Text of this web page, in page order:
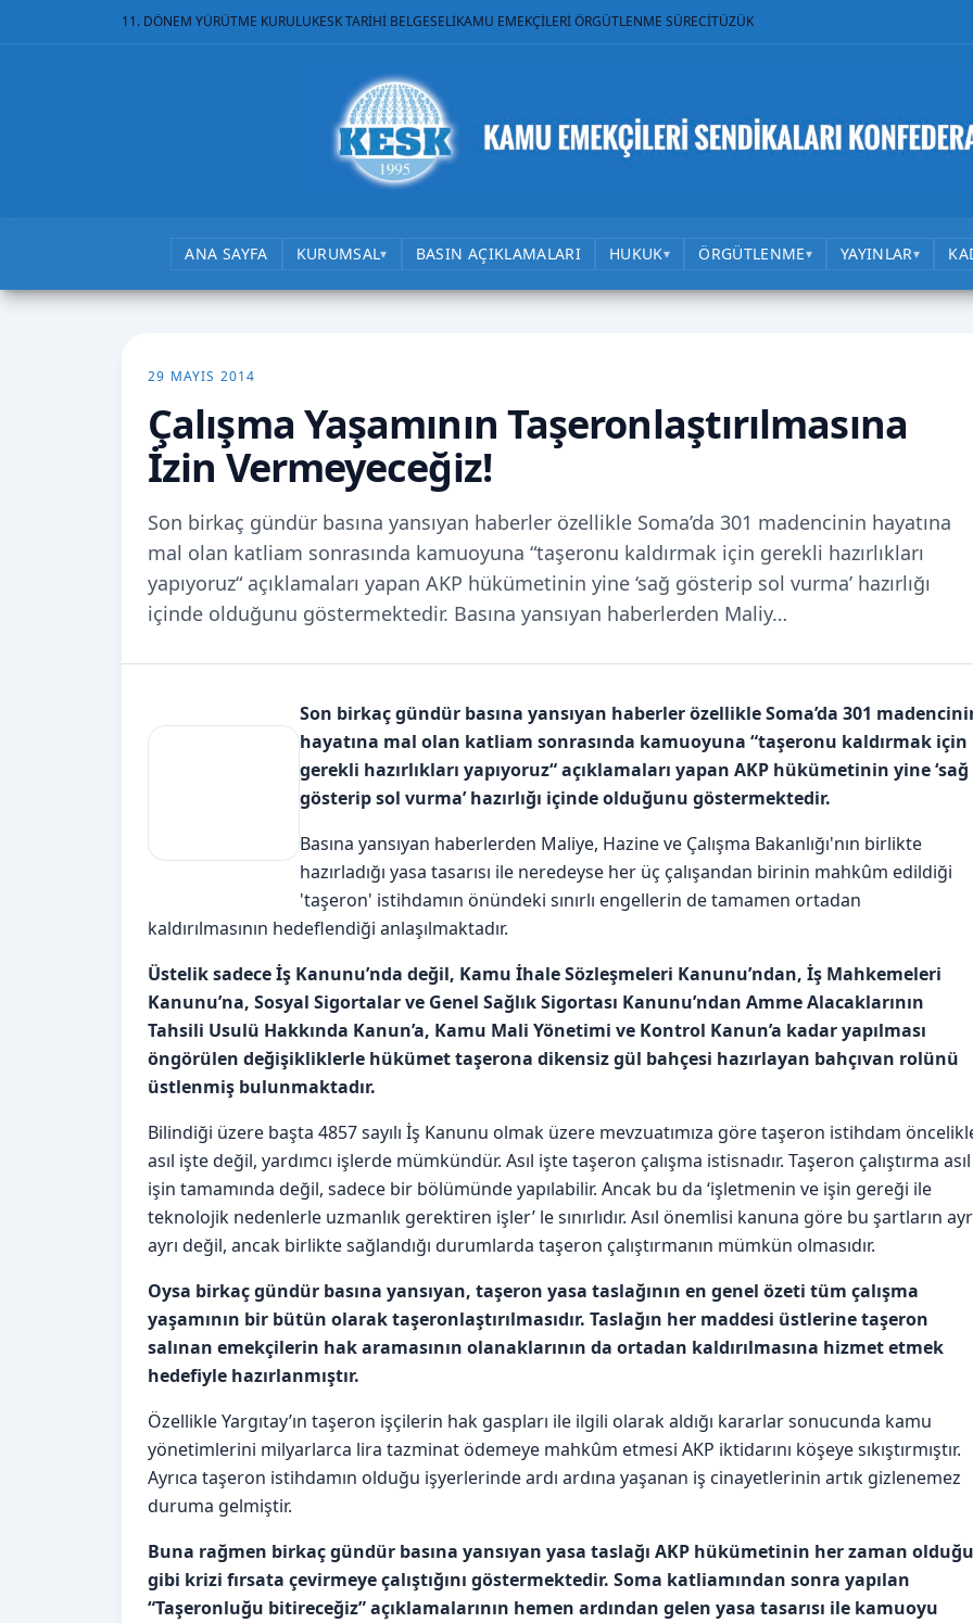
11. DÖNEM YÜRÜTME KURULUKESK TARİHİ BELGESELİKAMU EMEKÇİLERİ ÖRGÜTLENME SÜRECİTÜZÜK
ANA SAYFA KURUMSAL▾ BASIN AÇIKLAMALARI HUKUK▾ ÖRGÜTLENME▾ YAYINLAR▾
29 MAYIS 2014
Çalışma Yaşamının Taşeronlaştırılmasına
İzin Vermeyeceğiz!
Son birkaç gündür basına yansıyan haberler özellikle Soma’da 301 madencinin hayatına
mal olan katliam sonrasında kamuoyuna “taşeronu kaldırmak için gerekli hazırlıkları
yapıyoruz“ açıklamaları yapan AKP hükümetinin yine ‘sağ gösterip sol vurma’ hazırlığı
içinde olduğunu göstermektedir. Basına yansıyan haberlerden Maliy…
Son birkaç gündür basına yansıyan haberler özellikle Soma’da 301
hayatına mal olan katliam sonrasında kamuoyuna “taşeronu kaldırmak için
gerekli hazırlıkları yapıyoruz“ açıklamaları yapan AKP hükümetinin yine ‘sağ
gösterip sol vurma’ hazırlığı içinde olduğunu göstermektedir.
Basına yansıyan haberlerden Maliye, Hazine ve Çalışma Bakanlığı'nın birlikte
hazırladığı yasa tasarısı ile neredeyse her üç çalışandan birinin mahkûm edildiği
'taşeron' istihdamın önündeki sınırlı engellerin de tamamen ortadan
kaldırılmasının hedeflendiği anlaşılmaktadır.
Üstelik sadece İş Kanunu’nda değil, Kamu İhale Sözleşmeleri Kanunu’ndan, İş Mahkemeleri
Kanunu’na, Sosyal Sigortalar ve Genel Sağlık Sigortası Kanunu’ndan Amme Alacaklarının
Tahsili Usulü Hakkında Kanun’a, Kamu Mali Yönetimi ve Kontrol Kanun’a kadar yapılması
öngörülen değişikliklerle hükümet taşerona dikensiz gül bahçesi hazırlayan bahçıvan rolünü
üstlenmiş bulunmaktadır.
Bilindiği üzere başta 4857 sayılı İş Kanunu olmak üzere mevzuatımıza göre taşeron istihdam
asıl işte değil, yardımcı işlerde mümkündür. Asıl işte taşeron çalışma istisnadır. Taşeron çalıştırma asıl
işin tamamında değil, sadece bir bölümünde yapılabilir. Ancak bu da ‘işletmenin ve işin gereği ile
teknolojik nedenlerle uzmanlık gerektiren işler’ le sınırlıdır. Asıl önemlisi kanuna göre bu şartların
ayrı değil, ancak birlikte sağlandığı durumlarda taşeron çalıştırmanın mümkün olmasıdır.
Oysa birkaç gündür basına yansıyan, taşeron yasa taslağının en genel özeti tüm çalışma
yaşamının bir bütün olarak taşeronlaştırılmasıdır. Taslağın her maddesi üstlerine taşeron
salınan emekçilerin hak aramasının olanaklarının da ortadan kaldırılmasına hizmet etmek
hedefiyle hazırlanmıştır.
Özellikle Yargıtay’ın taşeron işçilerin hak gaspları ile ilgili olarak aldığı kararlar sonucunda kamu
yönetimlerini milyarlarca lira tazminat ödemeye mahkûm etmesi AKP iktidarını köşeye sıkıştırmıştır.
Ayrıca taşeron istihdamın olduğu işyerlerinde ardı ardına yaşanan iş cinayetlerinin artık gizlenemez
duruma gelmiştir.
Buna rağmen birkaç gündür basına yansıyan yasa taslağı AKP hükümetinin her zaman olduğu
gibi krizi fırsata çevirmeye çalıştığını göstermektedir. Soma katliamından sonra yapılan
“Taşeronluğu bitireceğiz” açıklamalarının hemen ardından gelen yasa tasarısı ile kamuoyu